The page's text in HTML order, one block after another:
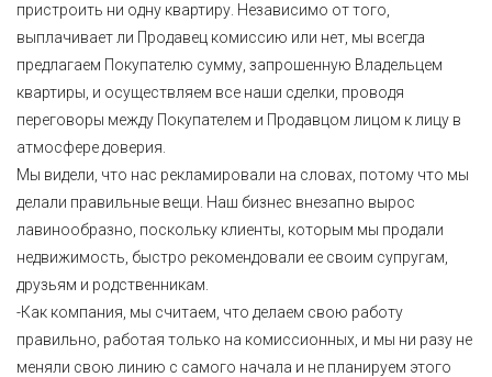
пристроить ни одну квартиру. Независимо от того,
выплачивает ли Продавец комиссию или нет, мы всегда
предлагаем Покупателю сумму, запрошенную Владельцем
квартиры, и осуществляем все наши сделки, проводя
переговоры между Покупателем и Продавцом лицом к лицу в
атмосфере доверия.
Мы видели, что нас рекламировали на словах, потому что мы
делали правильные вещи. Наш бизнес внезапно вырос
лавинообразно, поскольку клиенты, которым мы продали
недвижимость, быстро рекомендовали ее своим супругам,
друзьям и родственникам.
-Как компания, мы считаем, что делаем свою работу
правильно, работая только на комиссионных, и мы ни разу не
меняли свою линию с самого начала и не планируем этого